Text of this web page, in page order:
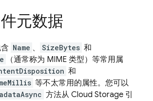
元数据
Name 、 SizeBytes 和
（通常称为 MIME 类型）等常用属
和
等不太常用的属性。您可以
方法从 Cloud Storage 引